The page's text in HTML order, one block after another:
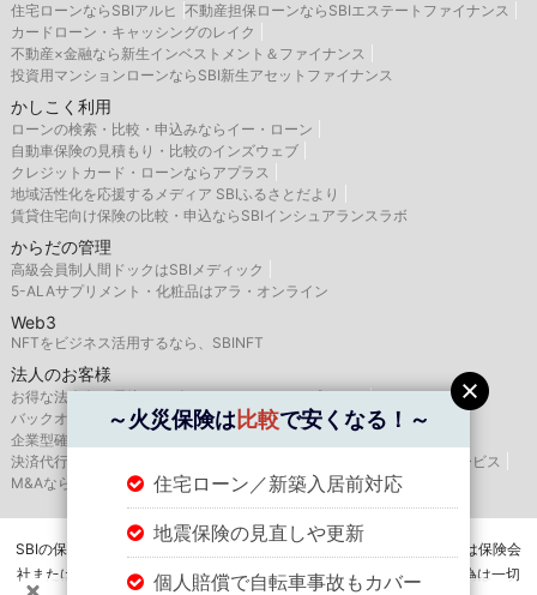
住宅ローンならSBIアルヒ 不動産担保ローンならSBIエステートファイナンス
カードローン・キャッシングのレイク
不動産×金融なら新生インベストメント＆ファイナンス
投資用マンションローンならSBI新生アセットファイナンス
かしこく利用
ローンの検索・比較・申込みならイー・ローン
自動車保険の見積もり・比較のインズウェブ
クレジットカード・ローンならアプラス
地域活性化を応援するメディア SBIふるさとだより
賃貸住宅向け保険の比較・申込ならSBIインシュアランスラボ
からだの管理
高級会員制人間ドックはSBIメディック
5-ALAサプリメント・化粧品はアラ・オンライン
Web3
NFTをビジネス活用するなら、SBINFT
法人のお客様
お得な法人向け優待サービスならSBIバリュープレイス
バックオフィス支援はSBIビジネス・ソリューションズ
企業型確定拠出年金のSBIベネフィット・システムズ
決済代行サービスはゼウス
航空機・船舶リースならSBIリーシングサービス
M&AならSBI辻・本郷M&A
SBIの保険比較インズウェブを運営するSBIホールディングス株式会社は保険会
社または保険代理店ではありませんので、保険の媒介・募集・販売行為は一切
～火災保険は比較で安くなる！～
住宅ローン／新築入居前対応
地震保険の見直しや更新
個人賠償で自転車事故もカバー